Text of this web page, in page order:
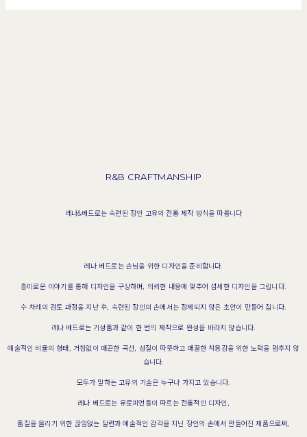
R&B CRAFTMANSHIP
레나&베드로는 숙련된 장인 고유의 전통 제작 방식을 따릅니다
레나 베드로는 손님을 위한 디자인을 준비합니다.
흥미로운 이야기를 통해 디자인을 구상하며, 의뢰한 내용에 맞추어 섬세한 디자인을 그립니다.
수 차례의 검토 과정을 지난 후, 숙련된 장인의 손에서는 정제되지 않은 초안이 만들어 집니다.
레나 베드로는 기성품과 같이 한 번의 제작으로 완성을 바라지 않습니다.
예술적인 비율의 형태, 거침없이 매끈한 곡선, 성질이 따뜻하고 매끌한 착용감을 위한 노력을 멈추지 않
습니다.
모두가 말하는 고유의 기술은 누구나 가지고 있습니다.
레나 베드로는 유로피언들이 따르는 전통적인 디자인,
품질을 올리기 위한 끊임없는 달련과 예술적인 감각을 지닌 장인의 손에서 만들어진 제품으로써,